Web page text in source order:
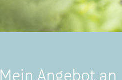
Mein Angebot an